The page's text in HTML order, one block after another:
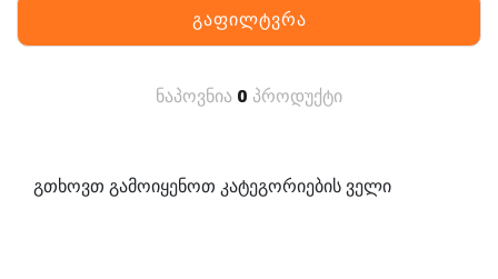
PENTAGON
გაფილტვრა
ნაპოვნია0 პროდუქტი
გთხოვთ გამოიყენოთ კატეგორიების ველი